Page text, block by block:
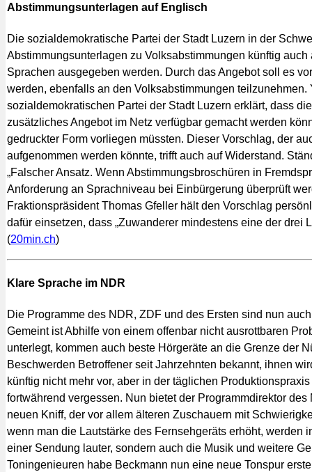
Abstimmungsunterlagen auf Englisch
Die sozialdemokratische Partei der Stadt Luzern in der
Abstimmungsunterlagen zu Volksabstimmungen künftig
Sprachen ausgegeben werden. Durch das Angebot soll es
werden, ebenfalls an den Volksabstimmungen teilzunehmen.
sozialdemokratischen Partei der Stadt Luzern erklärt, dass
zusätzliches Angebot im Netz verfügbar gemacht werden
gedruckter Form vorliegen müssten. Dieser Vorschlag, der
aufgenommen werden könnte, trifft auch auf Widerstand.
„Falscher Ansatz. Wenn Abstimmungsbroschüren in
Anforderung an Sprachniveau bei Einbürgerung überprüft
Fraktionspräsident Thomas Gfeller hält den Vorschlag
dafür einsetzen, dass „Zuwanderer mindestens eine der drei
(20min.ch)
Klare Sprache im NDR
Die Programme des NDR, ZDF und des Ersten sind nun
Gemeint ist Abhilfe von einem offenbar nicht ausrottbaren
unterlegt, kommen auch beste Hörgeräte an die Grenze der
Beschwerden Betroffener seit Jahrzehnten bekannt, ihnen
künftig nicht mehr vor, aber in der täglichen
fortwährend vergessen. Nun bietet der Programmdirektor
neuen Kniff, der vor allem älteren Zuschauern mit
wenn man die Lautstärke des Fernsehgeräts erhöht, werden
einer Sendung lauter, sondern auch die Musik und weitere
Toningenieuren habe Beckmann nun eine neue Tonspur